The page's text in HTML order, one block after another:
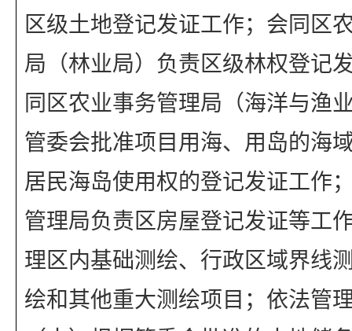
区级土地登记发证工作；会同区
局（林业局）负责区级林权登记
同区农业事务管理局（海洋与渔
管委会批准项目用海、用岛的海
居民海岛使用权的登记发证工作
管理局负责区房屋登记发证等工
理区内基础测绘、行政区域界线
绘和其他重大测绘项目；依法管